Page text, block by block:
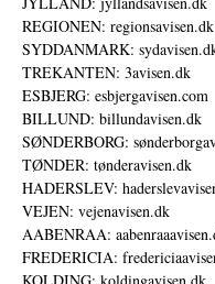
REGIONEN: regionsavisen.dk
SYDDANMARK:
TREKANTEN: 3avisen.dk
ESBJERG: esbjergavisen.com
BILLUND: billundavisen.dk
SØNDERBORG:
TØNDER: tønderavisen.dk
HADERSLEV:
VEJEN: vejenavisen.dk
AABENRAA:
FREDERICIA: